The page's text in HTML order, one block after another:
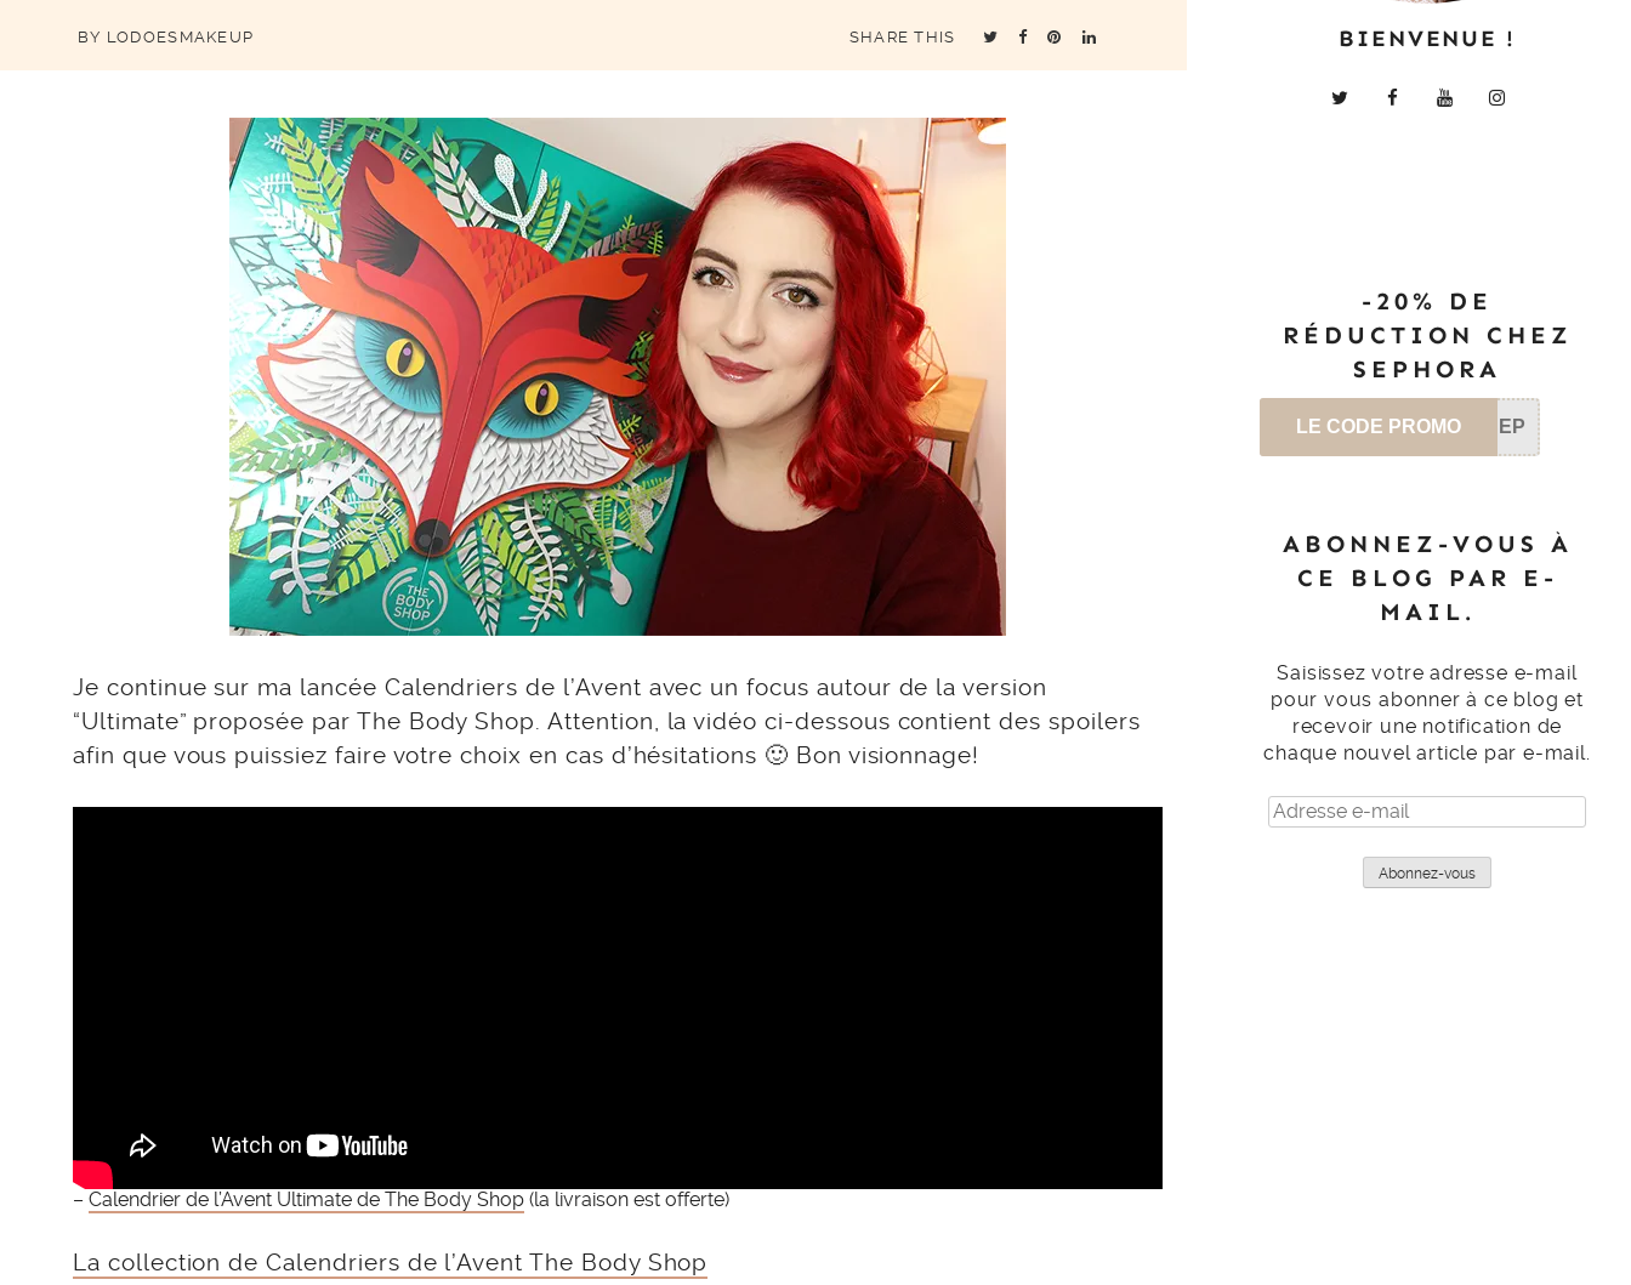
BY LODOESMAKEUP SHARE THIS
Je continue sur ma lancée Calendriers de l’Avent avec un focus autour de la version
“Ultimate” proposée par The Body Shop. Attention, la vidéo ci-dessous contient des spoilers
afin que vous puissiez faire votre choix en cas d’hésitations 🙂 Bon visionnage!
– Calendrier de l’Avent Ultimate de The Body Shop (la livraison est offerte)
La collection de Calendriers de l’Avent The Body Shop
BIENVENUE !
-20% DE
RÉDUCTION CHEZ
SEPHORA
LE CODE PROMO SEP
ABONNEZ-VOUS À
CE BLOG PAR E-
MAIL.
Saisissez votre adresse e-mail
pour vous abonner à ce blog et
recevoir une notification de
chaque nouvel article par e-mail.
Adresse
e-
Abonnez-vous